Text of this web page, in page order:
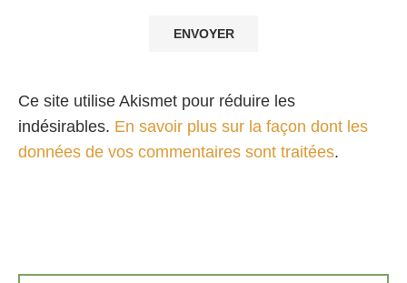
Ce site utilise Akismet pour réduire les
indésirables. En savoir plus sur la façon dont les
données de vos commentaires sont traitées.